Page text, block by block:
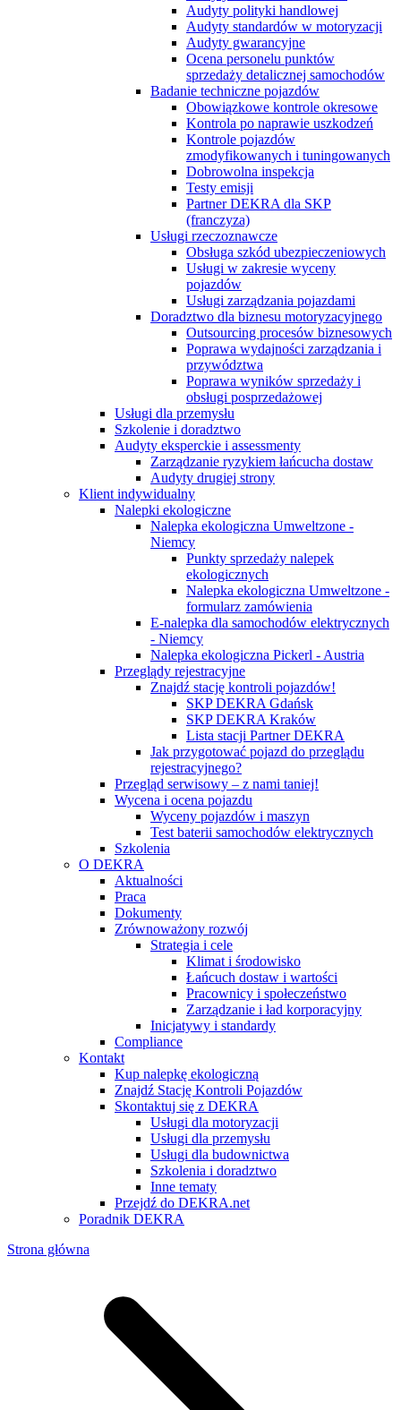
Audyty polityki handlowej
Audyty standardów w motoryzacji
Audyty gwarancyjne
Ocena personelu punktów
sprzedaży detalicznej samochodów
Badanie techniczne pojazdów
Obowiązkowe kontrole okresowe
Kontrola po naprawie uszkodzeń
Kontrole pojazdów
zmodyfikowanych i tuningowanych
Dobrowolna inspekcja
Testy emisji
Partner DEKRA dla SKP
(franczyza)
Usługi rzeczoznawcze
Obsługa szkód ubezpieczeniowych
Usługi w zakresie wyceny
pojazdów
Usługi zarządzania pojazdami
Doradztwo dla biznesu motoryzacyjnego
Outsourcing procesów biznesowych
Poprawa wydajności zarządzania i
przywództwa
Poprawa wyników sprzedaży i
obsługi posprzedażowej
Usługi dla przemysłu
Szkolenie i doradztwo
Audyty eksperckie i assessmenty
Zarządzanie ryzykiem łańcucha dostaw
Audyty drugiej strony
Klient indywidualny
Nalepki ekologiczne
Nalepka ekologiczna Umweltzone -
Niemcy
Punkty sprzedaży nalepek
ekologicznych
Nalepka ekologiczna Umweltzone -
formularz zamówienia
E-nalepka dla samochodów elektrycznych
- Niemcy
Nalepka ekologiczna Pickerl - Austria
Przeglądy rejestracyjne
Znajdź stację kontroli pojazdów!
SKP DEKRA Gdańsk
SKP DEKRA Kraków
Lista stacji Partner DEKRA
Jak przygotować pojazd do przeglądu
rejestracyjnego?
Przegląd serwisowy – z nami taniej!
Wycena i ocena pojazdu
Wyceny pojazdów i maszyn
Test baterii samochodów elektrycznych
Szkolenia
O DEKRA
Aktualności
Praca
Dokumenty
Zrównoważony rozwój
Strategia i cele
Klimat i środowisko
Łańcuch dostaw i wartości
Pracownicy i społeczeństwo
Zarządzanie i ład korporacyjny
Inicjatywy i standardy
Compliance
Kontakt
Kup nalepkę ekologiczną
Znajdź Stację Kontroli Pojazdów
Skontaktuj się z DEKRA
Usługi dla motoryzacji
Usługi dla przemysłu
Usługi dla budownictwa
Szkolenia i doradztwo
Inne tematy
Przejdź do DEKRA.net
Poradnik DEKRA
Strona główna